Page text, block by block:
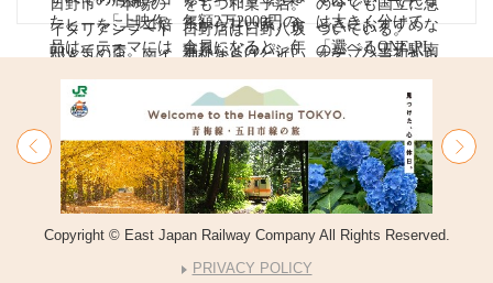
Copyright © East Japan Railway Company All Rights Reserved.
PRIVACY POLICY